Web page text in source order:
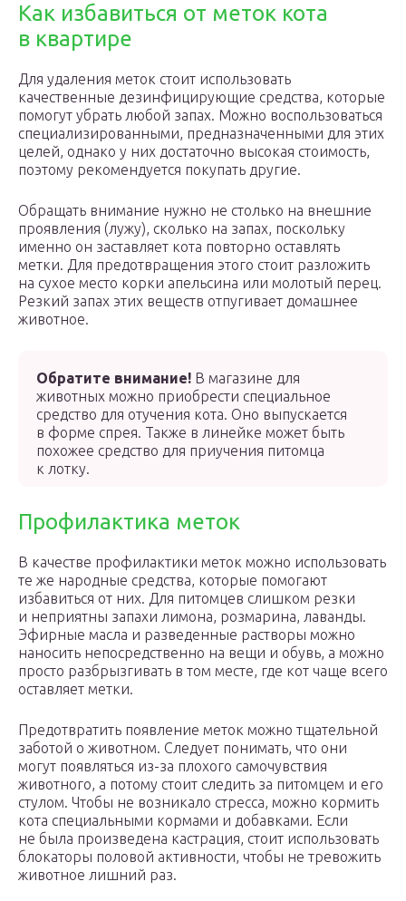
Как избавиться от меток кота
в квартире
Для удаления меток стоит использовать
качественные дезинфицирующие средства, которые
помогут убрать любой запах. Можно воспользоваться
специализированными, предназначенными для этих
целей, однако у них достаточно высокая стоимость,
поэтому рекомендуется покупать другие.
Обращать внимание нужно не столько на внешние
проявления (лужу), сколько на запах, поскольку
именно он заставляет кота повторно оставлять
метки. Для предотвращения этого стоит разложить
на сухое место корки апельсина или молотый перец.
Резкий запах этих веществ отпугивает домашнее
животное.
Обратите внимание! В магазине для
животных можно приобрести специальное
средство для отучения кота. Оно выпускается
в форме спрея. Также в линейке может быть
похожее средство для приучения питомца
к лотку.
Профилактика меток
В качестве профилактики меток можно использовать
те же народные средства, которые помогают
избавиться от них. Для питомцев слишком резки
и неприятны запахи лимона, розмарина, лаванды.
Эфирные масла и разведенные растворы можно
наносить непосредственно на вещи и обувь, а можно
просто разбрызгивать в том месте, где кот чаще всего
оставляет метки.
Предотвратить появление меток можно тщательной
заботой о животном. Следует понимать, что они
могут появляться из-за плохого самочувствия
животного, а потому стоит следить за питомцем и его
стулом. Чтобы не возникало стресса, можно кормить
кота специальными кормами и добавками. Если
не была произведена кастрация, стоит использовать
блокаторы половой активности, чтобы не тревожить
животное лишний раз.